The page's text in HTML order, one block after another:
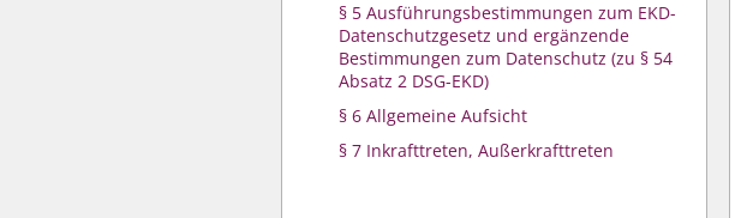
§ 5 Ausführungsbestimmungen zum EKD-
Datenschutzgesetz und ergänzende
Bestimmungen zum Datenschutz (zu § 54
Absatz 2 DSG-EKD)
§ 6 Allgemeine Aufsicht
§ 7 Inkrafttreten, Außerkrafttreten